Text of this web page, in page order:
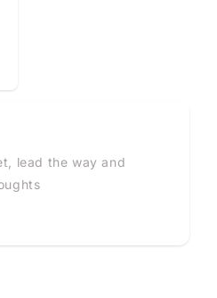
lead the way and